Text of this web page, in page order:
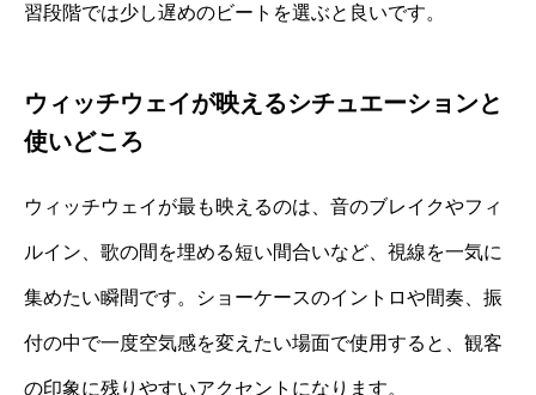
習段階では少し遅めのビートを選ぶと良いです。
ウィッチウェイが映えるシチュエーションと
使いどころ
ウィッチウェイが最も映えるのは、音のブレイクやフィ
ルイン、歌の間を埋める短い間合いなど、視線を一気に
集めたい瞬間です。ショーケースのイントロや間奏、振
付の中で一度空気感を変えたい場面で使用すると、観客
の印象に残りやすいアクセントになります。